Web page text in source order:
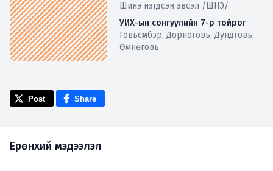
Шинэ нэгдсэн эвсэл /ШНЭ/
УИХ-ын сонгуулийн 7-р тойрог
Говьсүмбэр, Дорноговь, Дундговь,
Өмнөговь
Post Share
Ерөнхий мэдээлэл